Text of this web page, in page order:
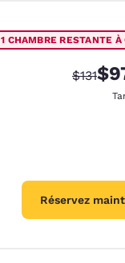
1 CHAMBRE RESTANTE À
Tarif
$131
Réservez